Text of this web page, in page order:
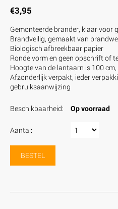
€3,95
Gemonteerde brander, klaar voor
Brandveilig, gemaakt van
Biologisch afbreekbaar papier
Ronde vorm en geen opschrift of
Hoogte van de lantaarn is 100
Afzonderlijk verpakt, ieder
gebruiksaanwijzing
Beschikbaarheid: Op voorraad
Aantal:
BESTEL